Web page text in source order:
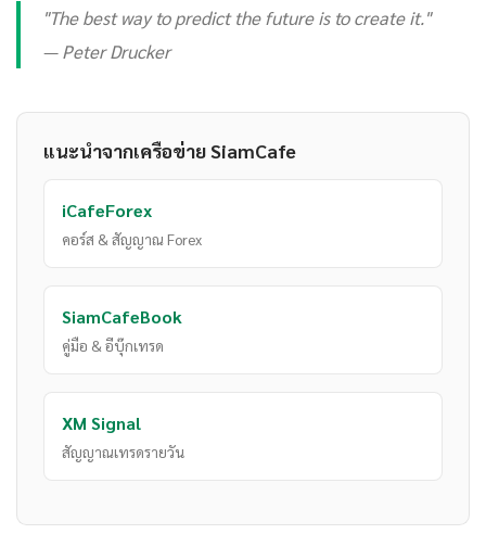
"The best way to predict the future is to create it."
— Peter Drucker
แนะนำจากเครือข่าย SiamCafe
iCafeForex
คอร์ส & สัญญาณ Forex
SiamCafeBook
คู่มือ & อีบุ๊กเทรด
XM Signal
สัญญาณเทรดรายวัน